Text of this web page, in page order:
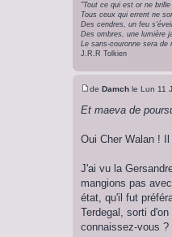
"Tout ce qui est or ne brille
Tous ceux qui errent ne
Des cendres, un feu
Des ombres, une lumière
Le sans-couronne sera de
J.R.R Tolkien
de Damch le Lun 11
Et maeva de
Oui Cher Walan !
J'ai vu la
mangions pas
état, qu'il fut
Terdegal, sorti
connaissez-vous ?